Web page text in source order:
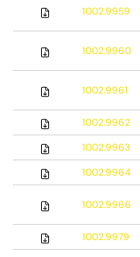
1002.9959
1002.9960
1002.9961
1002.9962
1002.9963
1002.9964
1002.9966
1002.9979